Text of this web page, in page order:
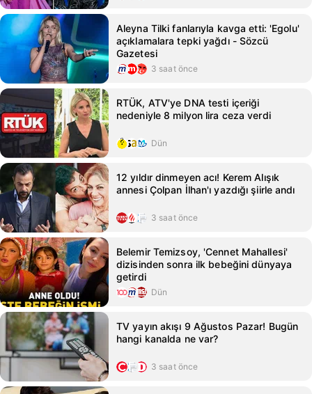
Aleyna Tilki fanlarıyla kavga etti: 'Egolu'
açıklamalara tepki yağdı - Sözcü
Gazetesi
3 saat önce
RTÜK, ATV'ye DNA testi içeriği
nedeniyle 8 milyon lira ceza verdi
Dün
12 yıldır dinmeyen acı! Kerem Alışık
annesi Çolpan İlhan'ı yazdığı şiirle andı
3 saat önce
Belemir Temizsoy, 'Cennet Mahallesi'
dizisinden sonra ilk bebeğini dünyaya
getirdi
Dün
TV yayın akışı 9 Ağustos Pazar! Bugün
hangi kanalda ne var?
3 saat önce